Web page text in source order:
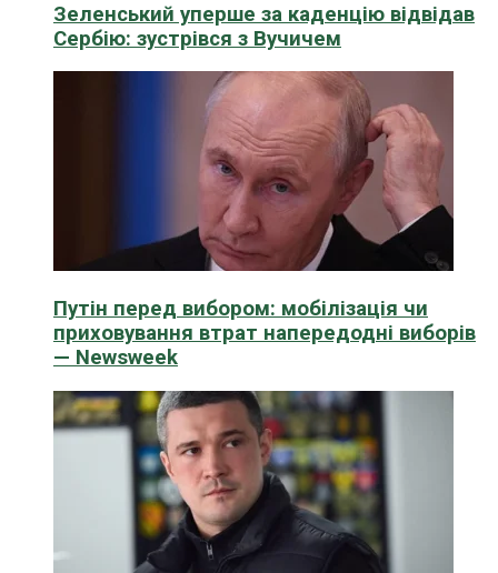
Зеленський уперше за каденцію відвідав
Сербію: зустрівся з Вучичем
Путін перед вибором: мобілізація чи
приховування втрат напередодні виборів
— Newsweek